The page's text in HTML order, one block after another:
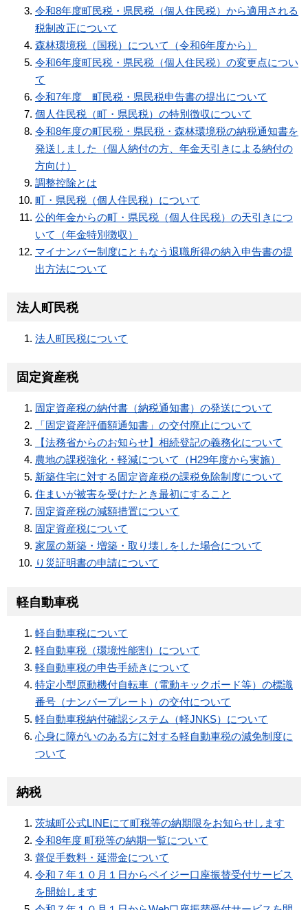
令和8年度町民税・県民税（個人住民税）から適用される
税制改正について
森林環境税（国税）について（令和6年度から）
令和6年度町民税・県民税（個人住民税）の変更点につい
て
令和7年度 町民税・県民税申告書の提出について
個人住民税（町・県民税）の特別徴収について
令和8年度の町民税・県民税・森林環境税の納税通知書を
発送しました（個人納付の方、年金天引きによる納付の
方向け）
調整控除とは
町・県民税（個人住民税）について
公的年金からの町・県民税（個人住民税）の天引きにつ
いて（年金特別徴収）
マイナンバー制度にともなう退職所得の納入申告書の提
出方法について
法人町民税
法人町民税について
固定資産税
固定資産税の納付書（納税通知書）の発送について
「固定資産評価額通知書」の交付廃止について
【法務省からのお知らせ】相続登記の義務化について
農地の課税強化・軽減について（H29年度から実施）
新築住宅に対する固定資産税の課税免除制度について
住まいが被害を受けたとき最初にすること
固定資産税の減額措置について
固定資産税について
家屋の新築・増築・取り壊しをした場合について
り災証明書の申請について
軽自動車税
軽自動車税について
軽自動車税（環境性能割）について
軽自動車税の申告手続きについて
特定小型原動機付自転車（電動キックボード等）の標識
番号（ナンバープレート）の交付について
軽自動車税納付確認システム（軽JNKS）について
心身に障がいのある方に対する軽自動車税の減免制度に
ついて
納税
茨城町公式LINEにて町税等の納期限をお知らせします
令和8年度 町税等の納期一覧について
督促手数料・延滞金について
令和７年１０月１日からペイジー口座振替受付サービス
を開始します